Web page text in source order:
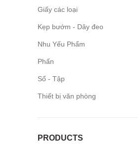
Giấy các loại
Kẹp bướm - Dây đeo
Nhu Yếu Phẩm
Phấn
Sổ - Tập
Thiết bị văn phòng
PRODUCTS